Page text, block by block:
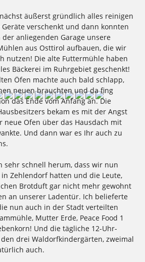
äußerst gründlich alles reinigen
Geräte verschenkt und dann konnten
anliegenden Garage unsere
aus Osttirol aufbauen, die wir
nutzen! Die alte Futtermühle haben
Bäckerei im Ruhrgebiet geschenkt!
Öfen machte auch bald schlapp,
neuen brauchten und da fing
das Ende vom Anfang an. Die
bekam es mit der Angst
neue Ofen über das Hausdach mit
Und dann war es Ihr auch zu
sehr schnell herum, dass wir nun
in Zehlendorf hatten und die Leute,
Brotduft gar nicht mehr gewohnt
an unserer Ladentür. Ich belieferte
nun auch in der Stadt verteilten
Mutter Erde, Peace Food 1
Und die tägliche 12-Uhr-
drei Waldorfkindergärten, zweimal
auch.